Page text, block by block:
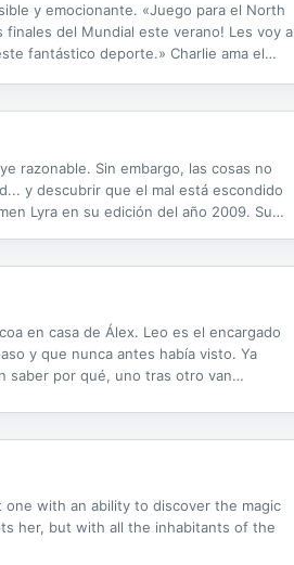
y emocionante. «Juego para el North
finales del Mundial este verano! Les voy a
fantástico deporte.» Charlie ama el
razonable. Sin embargo, las cosas no
y descubrir que el mal está escondido
Lyra en su edición del año 2009. Su
en casa de Álex. Leo es el encargado
y que nunca antes había visto. Ya
saber por qué, uno tras otro van
with an ability to discover the magic
her, but with all the inhabitants of the